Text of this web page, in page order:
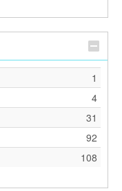
1
4
31
92
108